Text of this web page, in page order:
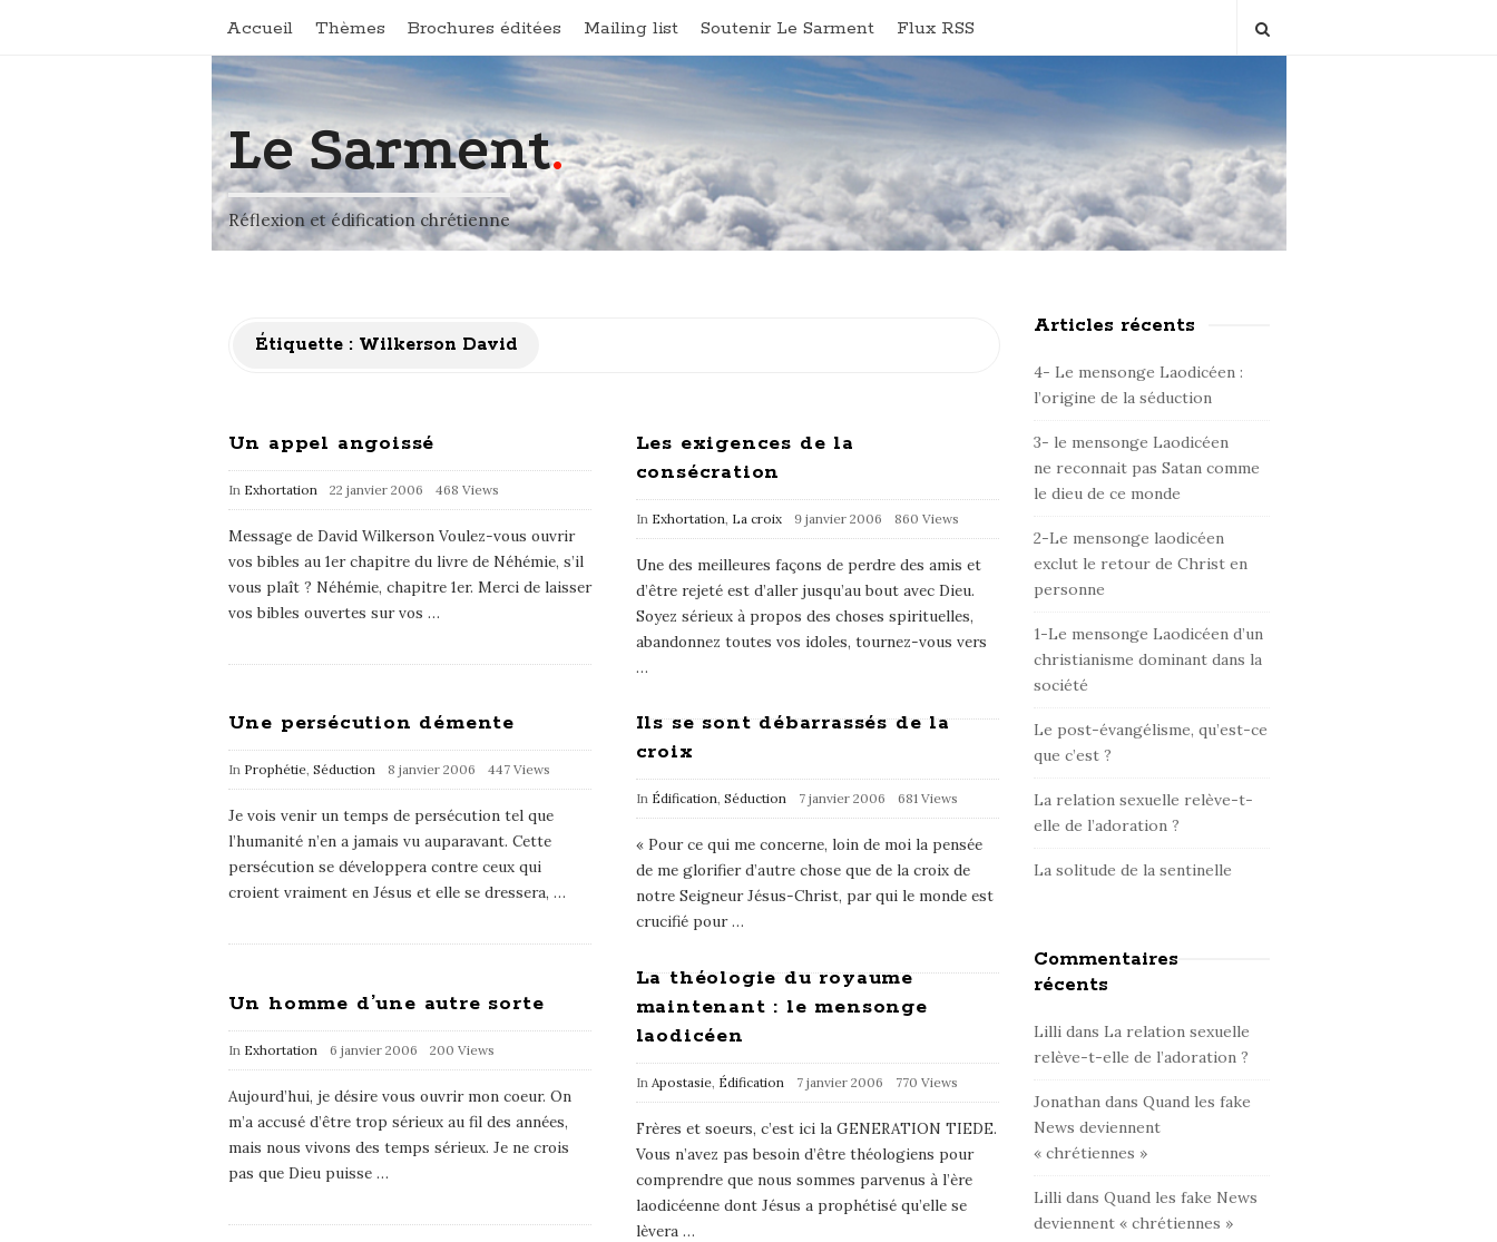
Accueil Thèmes Brochures éditées Mailing list Soutenir Le Sarment Flux RSS
Le Sarment.
Réflexion et édification chrétienne
Étiquette : Wilkerson David
Un appel angoissé
In Exhortation 22 janvier 2006 468 Views
Message de David Wilkerson Voulez-vous ouvrir
vos bibles au 1er chapitre du livre de Néhémie, s’il
vous plaît ? Néhémie, chapitre 1er. Merci de laisser
vos bibles ouvertes sur vos …
Les exigences de la
consécration
In Exhortation, La croix 9 janvier 2006 860 Views
Une des meilleures façons de perdre des amis et
d’être rejeté est d’aller jusqu’au bout avec Dieu.
Soyez sérieux à propos des choses spirituelles,
abandonnez toutes vos idoles, tournez-vous vers
…
Une persécution démente
In Prophétie, Séduction 8 janvier 2006 447 Views
Je vois venir un temps de persécution tel que
l’humanité n’en a jamais vu auparavant. Cette
persécution se développera contre ceux qui
croient vraiment en Jésus et elle se dressera, …
Ils se sont débarrassés de la
croix
In Édification, Séduction 7 janvier 2006 681 Views
« Pour ce qui me concerne, loin de moi la pensée
de me glorifier d’autre chose que de la croix de
notre Seigneur Jésus-Christ, par qui le monde est
crucifié pour…
La théologie du royaume
maintenant : le mensonge
laodicéen
In Apostasie, Édification 7 janvier 2006 770 Views
Frères et soeurs, c’est ici la GENERATION TIEDE.
Vous n’avez pas besoin d’être théologiens pour
comprendre que nous sommes parvenus à l’ère
laodicéenne dont Jésus a prophétisé qu’elle se
lèvera…
Un homme d’une autre sorte
In Exhortation 6 janvier 2006 200 Views
Aujourd’hui, je désire vous ouvrir mon coeur. On
m’a accusé d’être trop sérieux au fil des années,
mais nous vivons des temps sérieux. Je ne crois
pas que Dieu puisse…
S
t
S
i
d
e
b
a
Articles récents
4- Le mensonge Laodicéen :
l’origine de la séduction
3- le mensonge Laodicéen
ne reconnait pas Satan comme
le dieu de ce monde
2-Le mensonge laodicéen
exclut le retour de Christ en
personne
1-Le mensonge Laodicéen d’un
christianisme dominant dans la
société
Le post-évangélisme, qu’est-ce
que c’est ?
La relation sexuelle relève-t-
elle de l’adoration ?
La solitude de la sentinelle
Commentaires
récents
Lilli dans La relation sexuelle
relève-t-elle de l’adoration ?
Jonathan dansQuand les fake
News deviennent
« chrétiennes »
Lilli dansQuand les fake News
deviennent « chrétiennes »